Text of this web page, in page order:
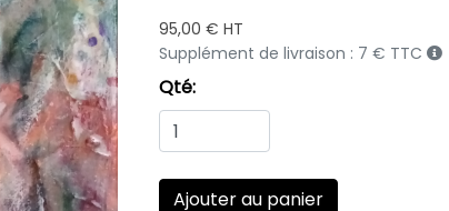
95,00 € HT
Supplément de livraison : 7 € TTC
Qté: